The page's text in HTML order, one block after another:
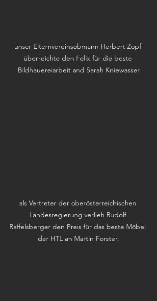
unser Elternvereinsobmann Herbert Zopf
überreichte den Felix für die beste
Bildhauereiarbeit and Sarah Kniewasser
als Vertreter der oberösterreichischen
Landesregierung verlieh Rudolf
Raffelsberger den Preis für das beste Möbel
der HTL an Martin Forster.